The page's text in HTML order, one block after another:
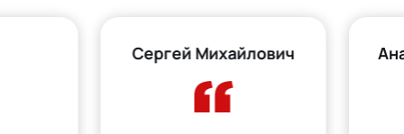
Сергей Михайлович